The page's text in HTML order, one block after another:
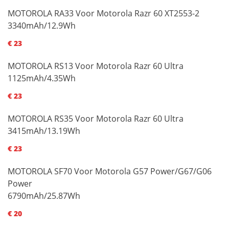
MOTOROLA RA33 Voor Motorola Razr 60 XT2553-2
3340mAh/12.9Wh
€ 23
MOTOROLA RS13 Voor Motorola Razr 60 Ultra
1125mAh/4.35Wh
€ 23
MOTOROLA RS35 Voor Motorola Razr 60 Ultra
3415mAh/13.19Wh
€ 23
MOTOROLA SF70 Voor Motorola G57 Power/G67/G06
Power
6790mAh/25.87Wh
€ 20